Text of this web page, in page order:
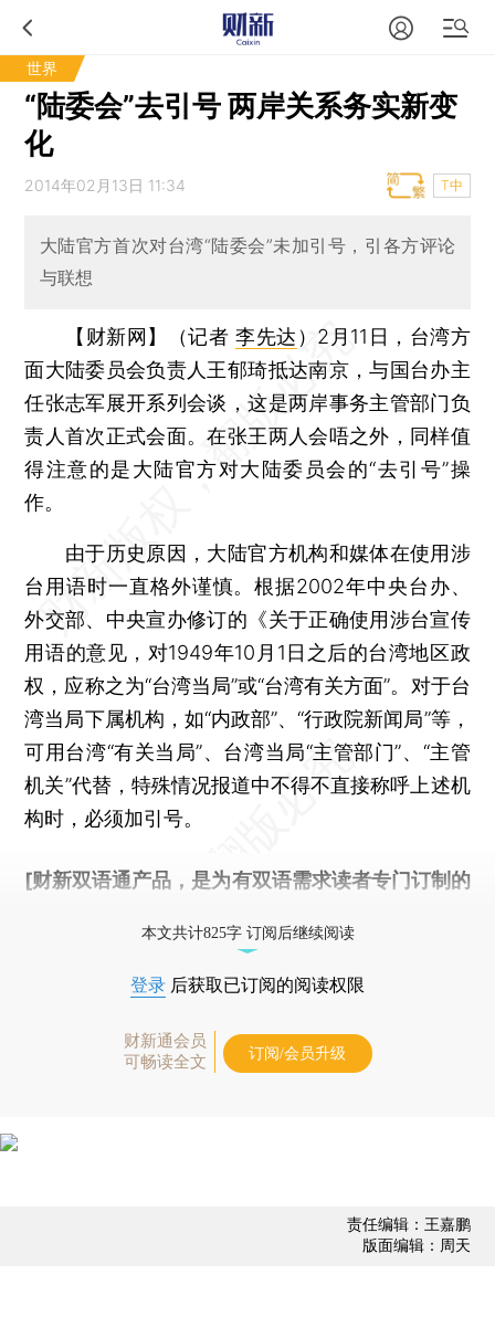
世界
“陆委会”去引号 两岸关系务实新变
化
2014年02月13日 11:34 T中
大陆官方首次对台湾“陆委会”未加引号，引各方评论
与联想
【财新网】（记者李先达 ） 2月11日，台湾方
面大陆委员会负责人王郁琦抵达南京，与国台办主
任张志军展开系列会谈，这是两岸事务主管部门负
责人首次正式会面。在张王两人会唔之外，同样值
得注意的是大陆官方对大陆委员会的“去引号”操
作。
由于历史原因，大陆官方机构和媒体在使用涉
台用语时一直格外谨慎。根据2002年中央台办、
外交部、中央宣办修订的《关于正确使用涉台宣传
用语的意见，对1949年10月1日之后的台湾地区政
权，应称之为“台湾当局”或“台湾有关方面”。对于台
湾当局下属机构，如“内政部”、“行政院新闻局”等，
可用台湾“有关当局”、台湾当局“主管部门”、“主管
机关”代替，特殊情况报道中不得不直接称呼上述机
构时，必须加引号。
[财新双语通产品，是为有双语需求读者专门订制的
本文共计825字 订阅后继续阅读
登录 后获取已订阅的阅读权限
财新通会员
可畅读全文
订阅/会员升级
责任编辑：王嘉鹏
版面编辑：周天